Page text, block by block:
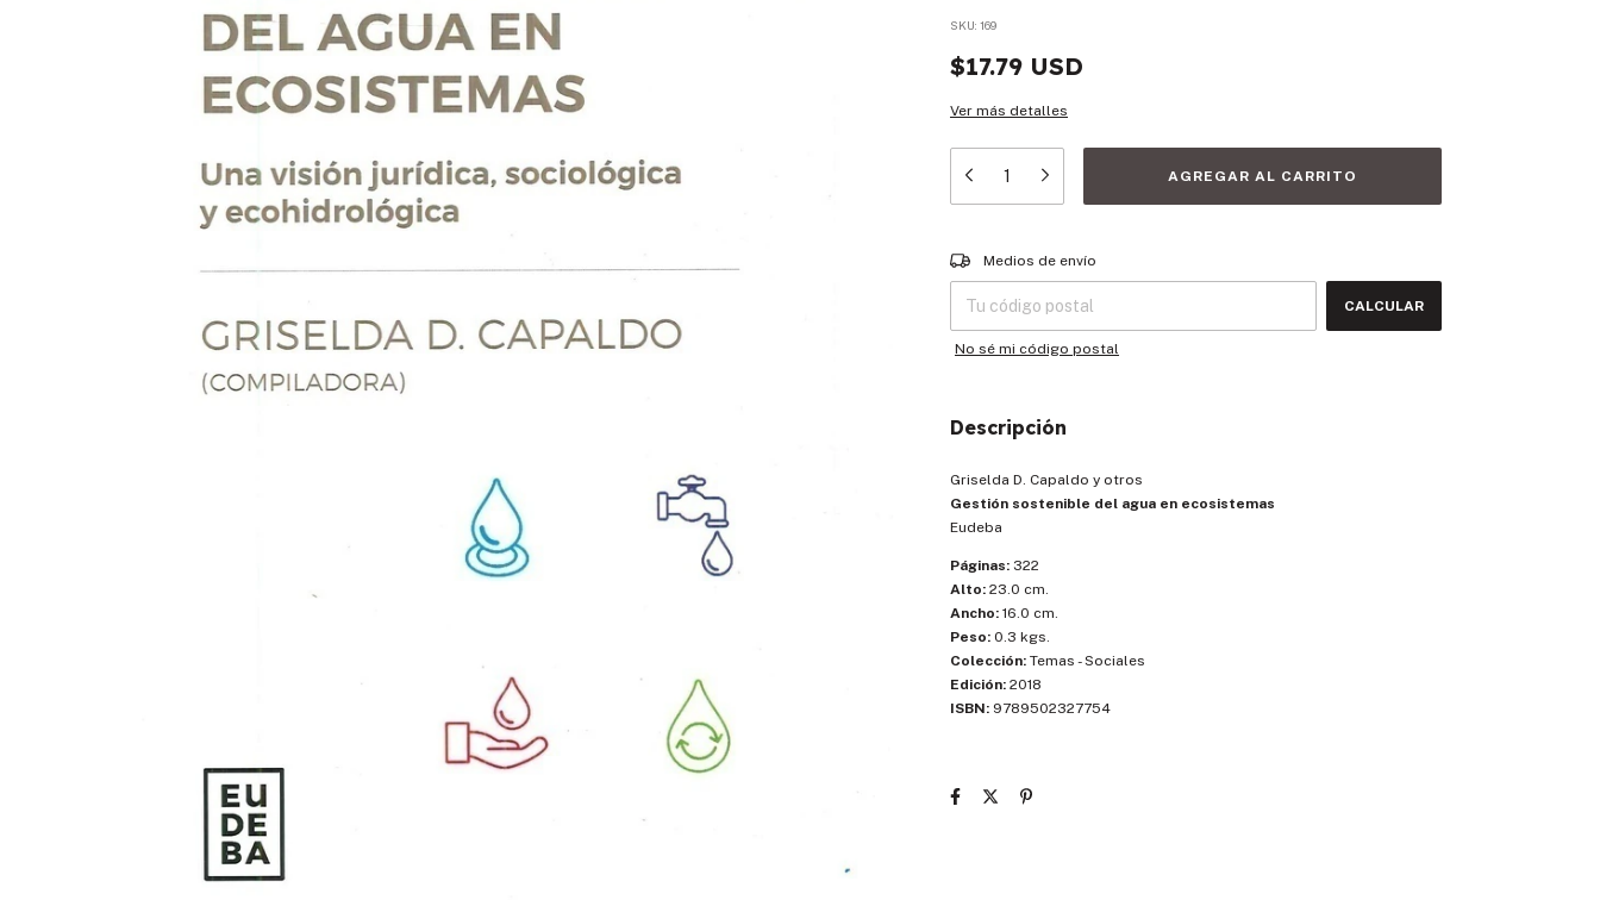
SKU: 169
$17.79 USD
Ver más detalles
Entregas para el CP:
Medios de envío
CALCULAR
No sé mi código postal
Descripción
Griselda D. Capaldo y otros
Gestión sostenible del agua en ecosistemas
Eudeba
Páginas: 322
Alto: 23.0 cm.
Ancho: 16.0 cm.
Peso: 0.3 kgs.
Colección: Temas - Sociales
Edición: 2018
ISBN: 9789502327754